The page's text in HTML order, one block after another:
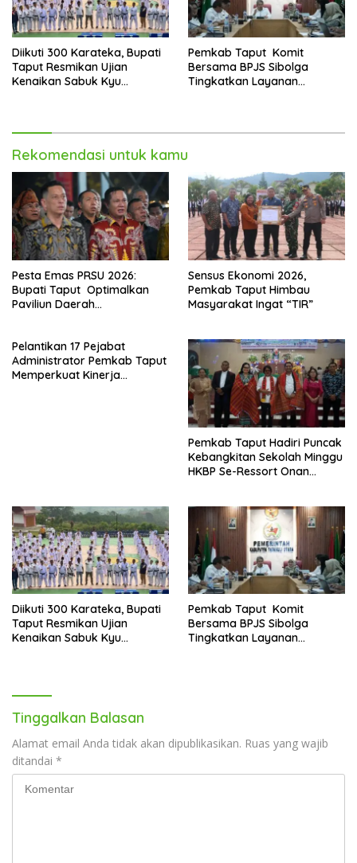
Diikuti 300 Karateka, Bupati
Taput Resmikan Ujian
Kenaikan Sabuk Kyu
Pemkab Taput Komit
Bersama BPJS Sibolga
Tingkatkan Layanan
Rekomendasi untuk kamu
Pesta Emas PRSU 2026:
Bupati Taput Optimalkan
Paviliun Daerah
Sensus Ekonomi 2026,
Pemkab Taput Himbau
Masyarakat Ingat “TIR”
Pelantikan 17 Pejabat
Administrator Pemkab Taput
Memperkuat Kinerja
Pemkab Taput Hadiri Puncak
Kebangkitan Sekolah Minggu
HKBP Se-Ressort Onan
Diikuti 300 Karateka, Bupati
Taput Resmikan Ujian
Kenaikan Sabuk Kyu
Pemkab Taput Komit
Bersama BPJS Sibolga
Tingkatkan Layanan
Tinggalkan Balasan
Alamat email Anda tidak akan dipublikasikan. Ruas yang wajib
ditandai *